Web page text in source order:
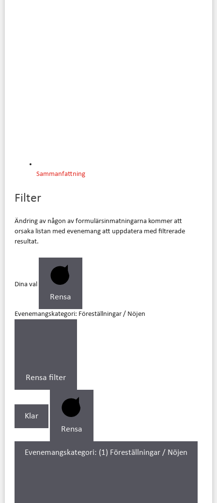
Sammanfattning
Filter
Ändring av någon av formulärsinmatningarna kommer att
orsaka listan med evenemang att uppdatera med filtrerade
resultat.
Dina val
Rensa
Evenemangskategori: Föreställningar / Nöjen
Rensa filter
Klar
Rensa
Evenemangskategori: (1) Föreställningar / Nöjen